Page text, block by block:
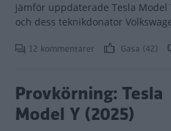
jämför uppdaterade Tesla Model
och dess teknikdonator
12 kommentarer Gasa (42)
Provkörning: Tesla
Model Y (2025)